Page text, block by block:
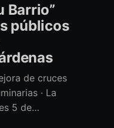
Barrio”
públicos
de cruces
· La
5 de